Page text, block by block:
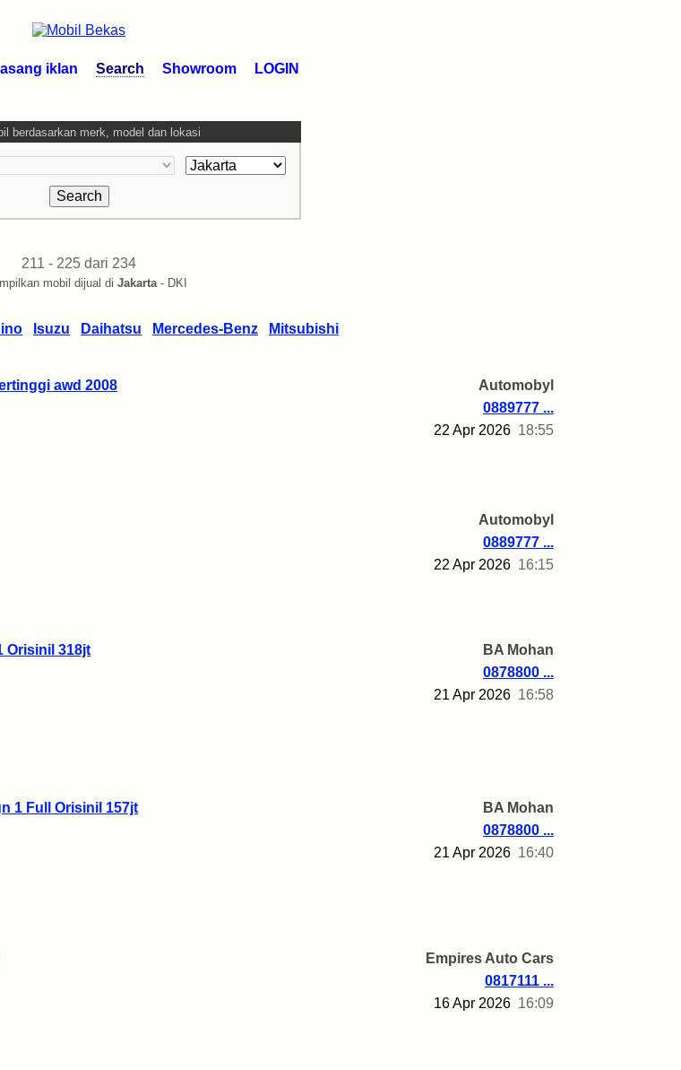
iklan Search Showroom LOGIN
berdasarkan merk, model dan lokasi
211 - 225 dari 234
mobil dijual di Jakarta- DKI
Isuzu Daihatsu Mercedes-Benz Mitsubishi
awd 2008
Automobyl
0889777 ...
22 Apr 2026 18:55
Automobyl
0889777 ...
22 Apr 2026 16:15
Orisinil 318jt
BA Mohan
0878800 ...
21 Apr 2026 16:58
1 Full Orisinil 157jt
BA Mohan
0878800 ...
21 Apr 2026 16:40
Empires Auto Cars
0817111 ...
16 Apr 2026 16:09